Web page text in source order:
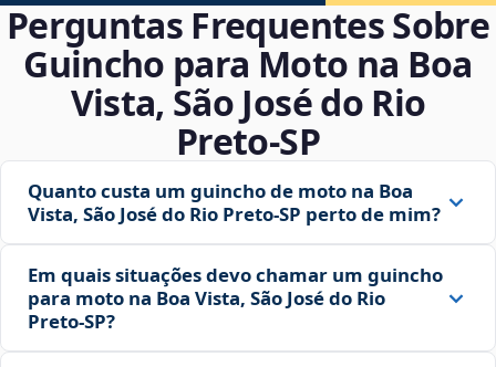
Perguntas Frequentes Sobre
Guincho para Moto na Boa
Vista, São José do Rio
Preto‑SP
Quanto custa um guincho de moto na Boa
Vista, São José do Rio Preto‑SP perto de mim?
Em quais situações devo chamar um guincho
para moto na Boa Vista, São José do Rio
Preto‑SP?